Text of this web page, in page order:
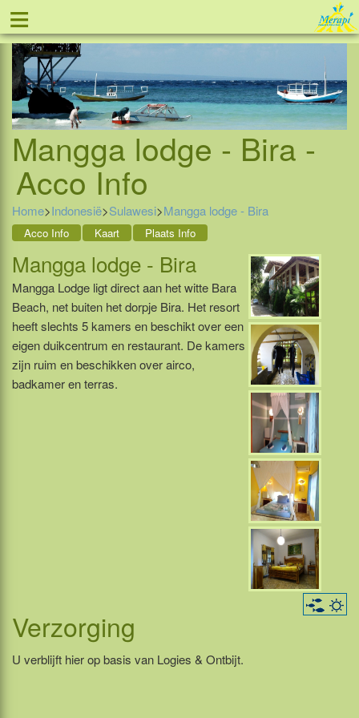
≡ Tel: 088 - 81 11 999
Mangga lodge - Bira -
Acco Info
Home>Indonesië>Sulawesi>Mangga lodge - Bira
Acco Info Kaart Plaats Info
Mangga lodge - Bira
Mangga Lodge ligt direct aan het witte Bara
Beach, net buiten het dorpje Bira. Het resort
heeft slechts 5 kamers en beschikt over een
eigen duikcentrum en restaurant. De kamers
zijn ruim en beschikken over airco,
badkamer en terras.
Verzorging
U verblijft hier op basis van Logies & Ontbijt.